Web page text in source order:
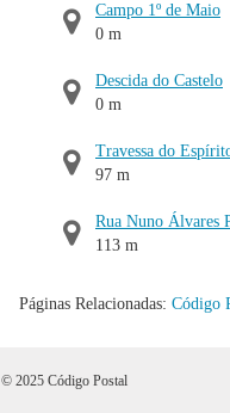
Campo 1º de Maio
0 m
Descida do Castelo
0 m
Travessa do
97 m
Rua Nuno Álvares
113 m
Páginas Relacionadas: Código
© 2025 Código Postal